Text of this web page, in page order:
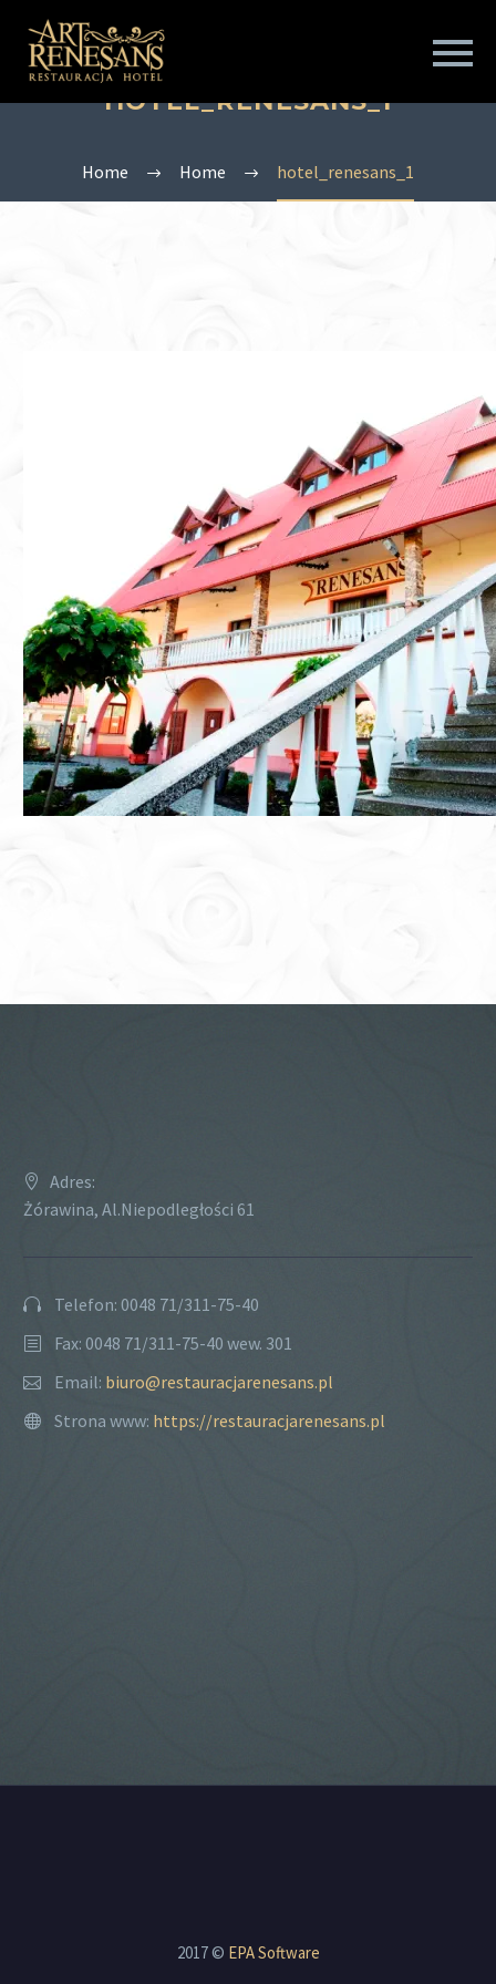
HOTEL_RENESANS_1
Home Home hotel_renesans_1
Adres:
Żórawina, Al.Niepodległości 61
Telefon: 0048 71/311-75-40
Fax: 0048 71/311-75-40 wew. 301
Email: biuro@restauracjarenesans.pl
Strona www: https://restauracjarenesans.pl
2017 © EPA Software